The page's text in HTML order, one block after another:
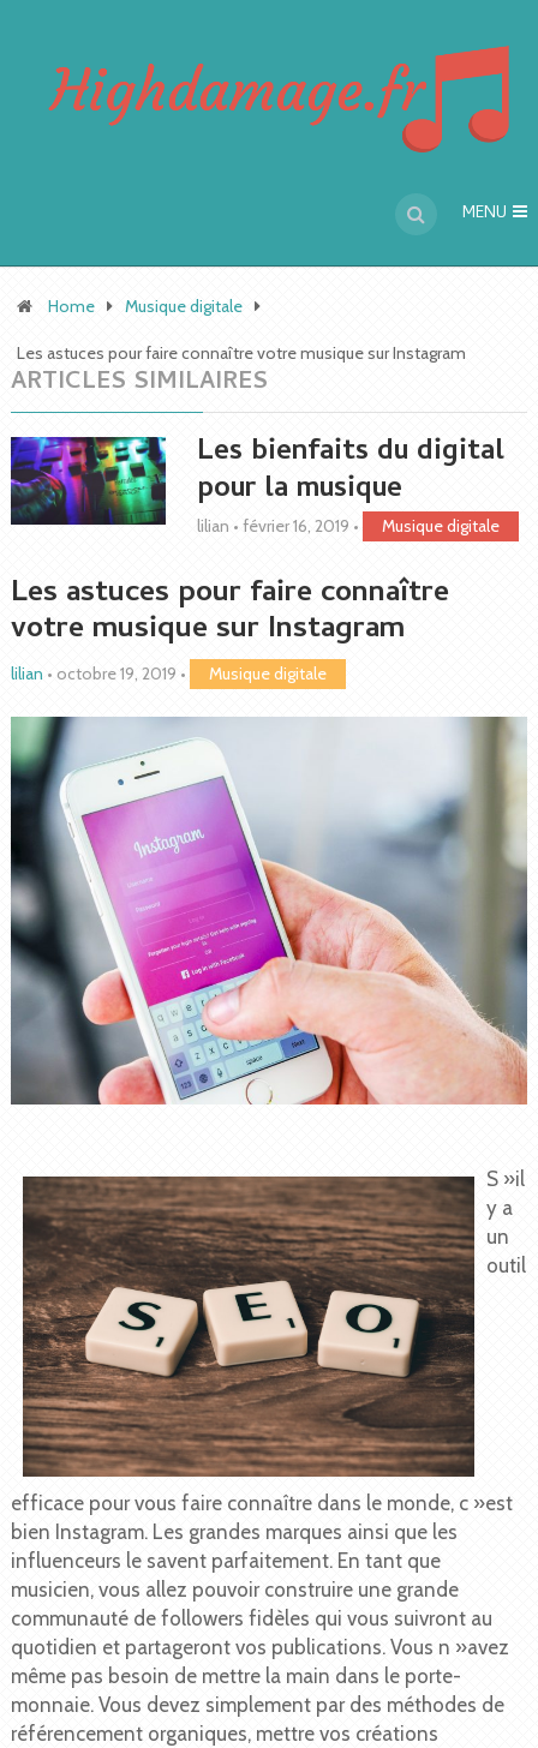
MENU
Home Musique digitale
Les astuces pour faire connaître votre musique sur Instagram
ARTICLES SIMILAIRES
Les bienfaits du digital
pour la musique
lilian • février 16, 2019 • Musique digitale
Les astuces pour faire connaître
votre musique sur Instagram
lilian • octobre 19, 2019 • Musique digitale
S »il
y a
un
outil
efficace pour vous faire connaître dans le monde, c »est
bien Instagram. Les grandes marques ainsi que les
influenceurs le savent parfaitement. En tant que
musicien, vous allez pouvoir construire une grande
communauté de followers fidèles qui vous suivront au
quotidien et partageront vos publications. Vous n »avez
même pas besoin de mettre la main dans le porte-
monnaie. Vous devez simplement par des méthodes de
référencement organiques, mettre vos créations